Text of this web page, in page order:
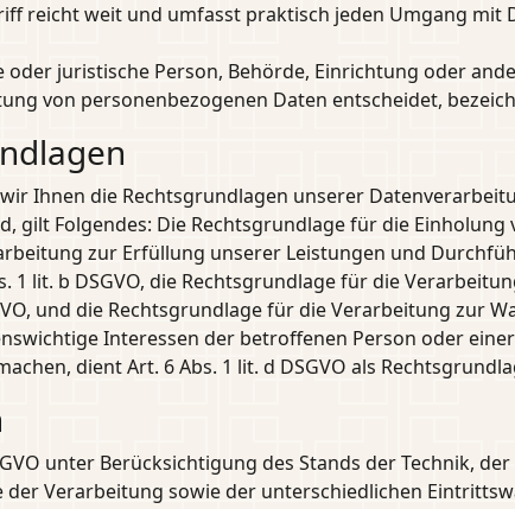
reicht weit und umfasst praktisch jeden Umgang mit
juristische Person, Behörde, Einrichtung oder
von personenbezogenen Daten entscheidet,
Ihnen die Rechtsgrundlagen unserer
Folgendes: Die Rechtsgrundlage für die Einholung
zur Erfüllung unserer Leistungen und
1 lit. b DSGVO, die Rechtsgrundlage für die
und die Rechtsgrundlage für die Verarbeitung zur
Interessen der betroffenen Person oder
dient Art. 6 Abs. 1 lit. d DSGVO als
unter Berücksichtigung des Stands der Technik,
Verarbeitung sowie der unterschiedlichen